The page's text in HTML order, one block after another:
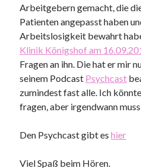
Arbeitgebern gemacht, die
Patienten angepasst haben
Arbeitslosigkeit bewahrt
Klinik Königshof am
Fragen an ihn. Die hat er mir
seinem Podcast Psychcast
zumindest fast alle. Ich
fragen, aber irgendwann
Den Psychcast gibt eshier
Viel Spaß beim Hören.